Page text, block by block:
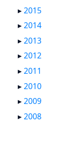
▸2015
▸2014
▸2013
▸2012
▸2011
▸2010
▸2009
▸2008